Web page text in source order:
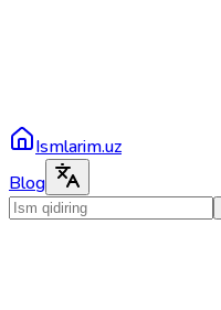
Ismlarim.uz
Blog